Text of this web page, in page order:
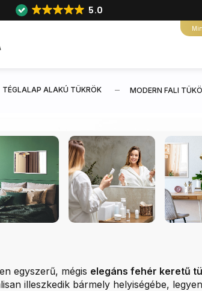
5.0
TÉGLALAP ALAKÚ TÜKRÖK MODERN FALI
egyszerű, mégis elegáns fehér keretű
illeszkedik bármely helyiségébe,